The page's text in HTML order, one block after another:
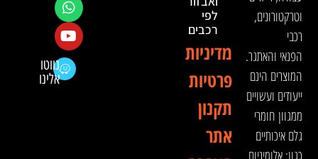
וטרקטורונים,
רכבי
הפנאי והאתגר.
המוצרים הינם
ייעודים ועשויים
ממגוון חומרי
גלם איכותיים
לפי
רכבים
מדיניות
פרטיות
תקנון
אתר
נווטו
אלינו